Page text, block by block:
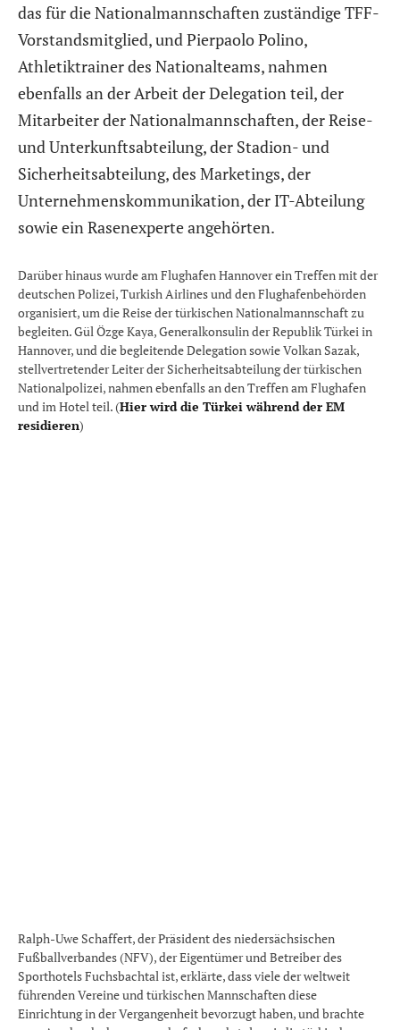
das für die Nationalmannschaften zuständige TFF-
Vorstandsmitglied, und Pierpaolo Polino,
Athletiktrainer des Nationalteams, nahmen
ebenfalls an der Arbeit der Delegation teil, der
Mitarbeiter der Nationalmannschaften, der Reise-
und Unterkunftsabteilung, der Stadion- und
Sicherheitsabteilung, des Marketings, der
Unternehmenskommunikation, der IT-Abteilung
sowie ein Rasenexperte angehörten.
Darüber hinaus wurde am Flughafen Hannover ein Treffen mit der
deutschen Polizei, Turkish Airlines und den Flughafenbehörden
organisiert, um die Reise der türkischen Nationalmannschaft zu
begleiten. Gül Özge Kaya, Generalkonsulin der Republik Türkei in
Hannover, und die begleitende Delegation sowie Volkan Sazak,
stellvertretender Leiter der Sicherheitsabteilung der türkischen
Nationalpolizei, nahmen ebenfalls an den Treffen am Flughafen
und im Hotel teil. (Hier wird die Türkei während der EM
residieren)
Ralph-Uwe Schaffert, der Präsident des niedersächsischen
Fußballverbandes (NFV), der Eigentümer und Betreiber des
Sporthotels Fuchsbachtal ist, erklärte, dass viele der weltweit
führenden Vereine und türkischen Mannschaften diese
Einrichtung in der Vergangenheit bevorzugt haben, und brachte